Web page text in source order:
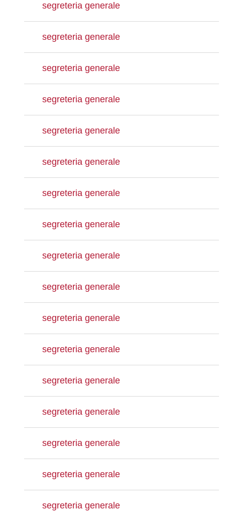
segreteria generale
segreteria generale
segreteria generale
segreteria generale
segreteria generale
segreteria generale
segreteria generale
segreteria generale
segreteria generale
segreteria generale
segreteria generale
segreteria generale
segreteria generale
segreteria generale
segreteria generale
segreteria generale
segreteria generale